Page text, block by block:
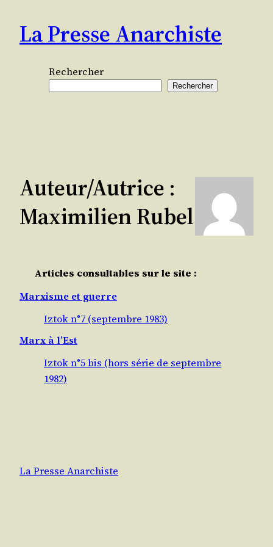
contenu
La Presse Anarchiste
Rechercher
Rechercher
Auteur/autrice :
Maximilien Rubel
Articles consultables sur le site :
Marxisme et guerre
Iztok n°7 (septembre 1983)
Marx à l’Est
Iztok n°5 bis (hors série de septembre
1982)
La Presse Anarchiste